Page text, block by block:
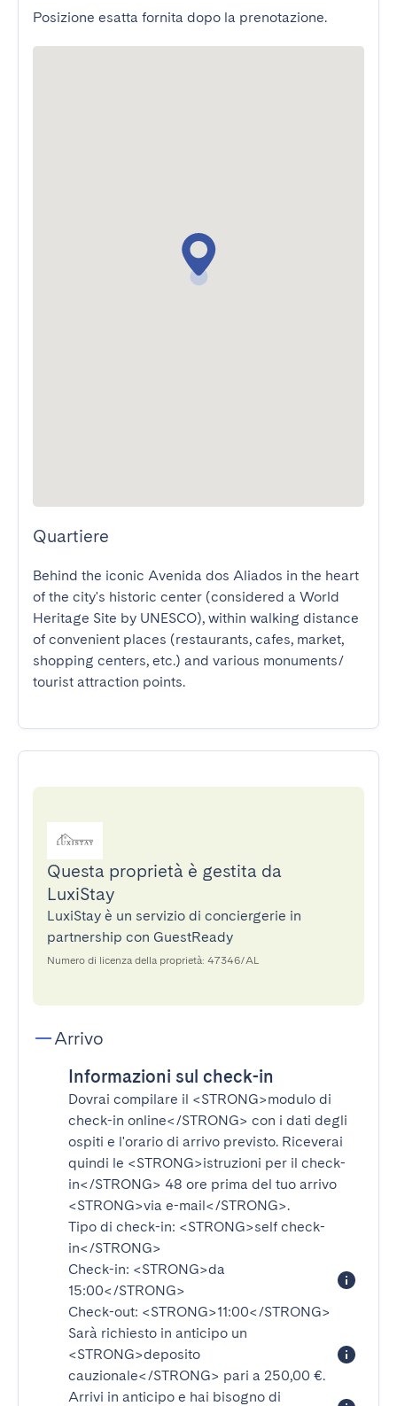
Posizione esatta fornita dopo la prenotazione.
Quartiere
Behind the iconic Avenida dos Aliados in the heart
of the city's historic center (considered a World
Heritage Site by UNESCO), within walking distance
of convenient places (restaurants, cafes, market,
shopping centers, etc.) and various monuments/
tourist attraction points.
Questa proprietà è gestita da
LuxiStay
LuxiStay è un servizio di conciergerie in
partnership con GuestReady
Numero di licenza della proprietà: 47346/AL
Arrivo
Informazioni sul check-in
Dovrai compilare il <STRONG>modulo di
check-in online</STRONG> con i dati degli
ospiti e l'orario di arrivo previsto. Riceverai
quindi le <STRONG>istruzioni per il check-
in</STRONG> 48 ore prima del tuo arrivo
<STRONG>via e-mail</STRONG>.
Tipo di check-in: <STRONG>self check-
in</STRONG>
Check-in: <STRONG>da
15:00</STRONG>
Check-out: <STRONG>11:00</STRONG>
Sarà richiesto in anticipo un
<STRONG>deposito
cauzionale</STRONG> pari a 250,00 €.
Arrivi in anticipo e hai bisogno di